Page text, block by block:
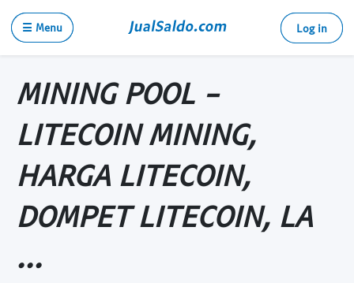
☰ Menu Log in
MINING POOL -
LITECOIN MINING,
HARGA LITECOIN,
DOMPET LITECOIN, LA
...